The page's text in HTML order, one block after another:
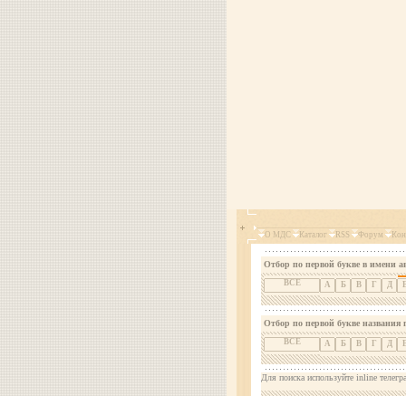
О МДС Каталог RSS Форум
Отбор по первой букве в имени
ВСЕ А Б В Г Д
Отбор по первой букве названия
ВСЕ А Б В Г Д
Для поиска используйте inline